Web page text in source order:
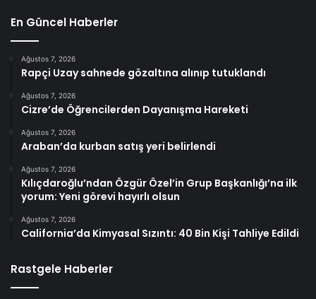
En Güncel Haberler
Ağustos 7, 2026
Rapçi Uzay sahnede gözaltına alınıp tutuklandı
Ağustos 7, 2026
Cizre’de Öğrencilerden Dayanışma Hareketi
Ağustos 7, 2026
Araban’da kurban satış yeri belirlendi
Ağustos 7, 2026
Kılıçdaroğlu’ndan Özgür Özel’in Grup Başkanlığı’na ilk
yorum: Yeni görevi hayırlı olsun
Ağustos 7, 2026
California’da Kimyasal Sızıntı: 40 Bin Kişi Tahliye Edildi
Rastgele Haberler